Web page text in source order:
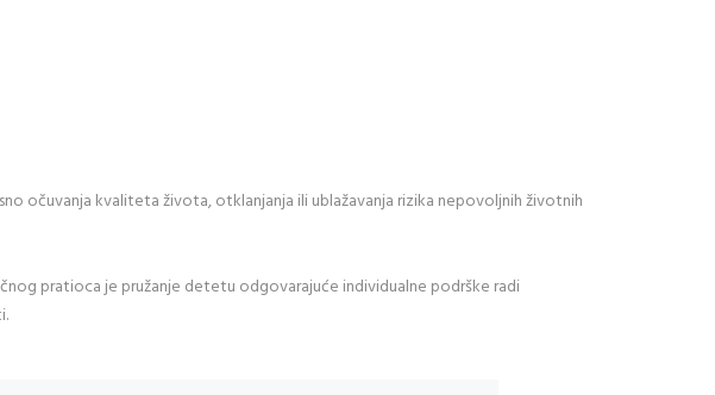
očuvanja kvaliteta života, otklanjanja ili ublažavanja rizika nepovoljnih životnih
pratioca je pružanje detetu odgovarajuće individualne podrške radi